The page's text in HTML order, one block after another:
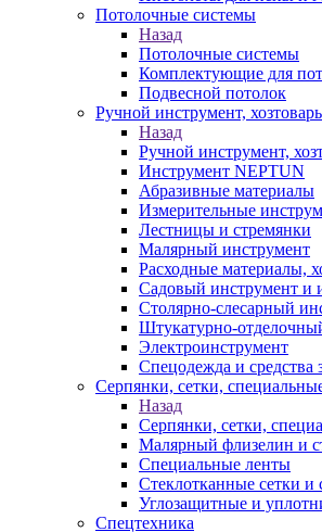
Потолочные системы
Назад
Потолочные системы
Комплектующие для
Подвесной потолок
Ручной инструмент,
Назад
Ручной инструмент,
Инструмент NEPTUN
Абразивные материалы
Измерительные
Лестницы и стремянки
Малярный инструмент
Расходные материалы,
Садовый инструмент и
Столярно-слесарный
Штукатурно-
Электроинструмент
Спецодежда и средства
Серпянки, сетки,
Назад
Серпянки, сетки,
Малярный флизелин и
Специальные ленты
Стеклотканные сетки и
Углозащитные и
Спецтехника